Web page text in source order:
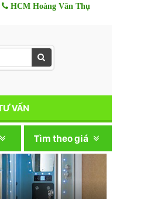
HCM Hoàng Văn Thụ
VẤN
Tìm theo giá